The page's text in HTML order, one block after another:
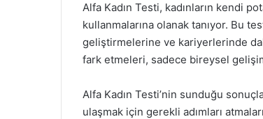
Alfa Kadın Testi, kadınların kendi
kullanmalarına olanak tanıyor. Bu
geliştirmelerine ve kariyerlerinde
fark etmeleri, sadece bireysel
Alfa Kadın Testi’nin sunduğu
ulaşmak için gerekli adımları